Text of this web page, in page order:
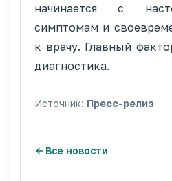
начинается с
симптомам и
к врачу. Главный
диагностика.
Источник: Пресс-релиз
Все новости